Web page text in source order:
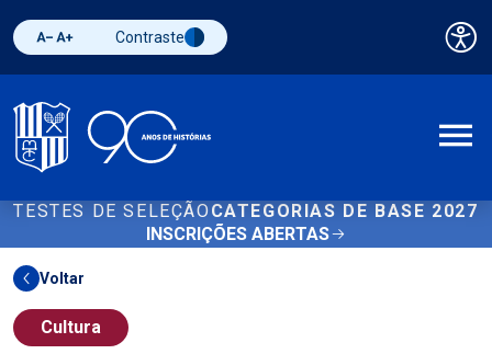
Diminuir fonte
Aumentar fonteAlternar contraste
Contraste
TESTES DE SELEÇÃO CATEGORIAS DE BASE 2027
INSCRIÇÕES ABERTAS
Voltar
Cultura